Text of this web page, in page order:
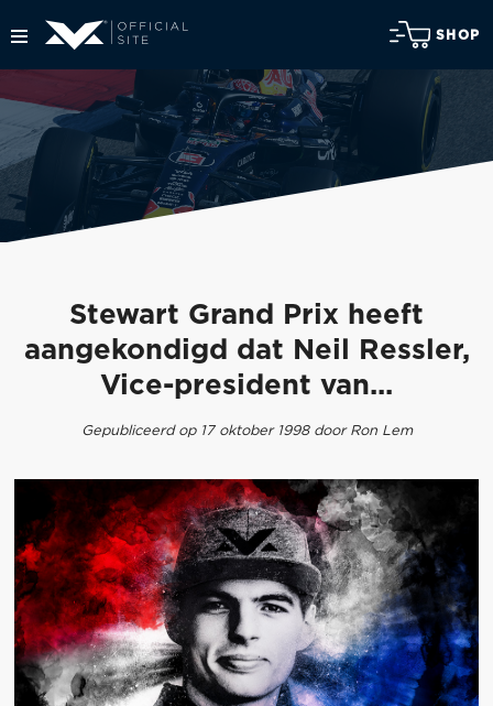
SHOP
Stewart Grand Prix heeft
aangekondigd dat Neil Ressler,
Vice-president van...
Gepubliceerd op 17 oktober 1998 door Ron Lem